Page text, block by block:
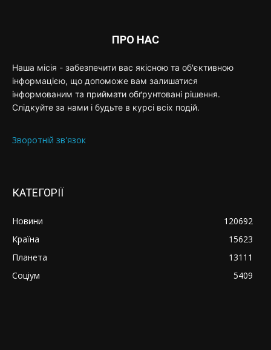
ПРО НАС
Наша місія - забезпечити вас якісною та об'єктивною
інформацією, що допоможе вам залишатися
інформованим та приймати обґрунтовані рішення.
Слідкуйте за нами і будьте в курсі всіх подій.
Зворотній зв'язок
КАТЕГОРІЇ
Новини
120692
Країна
15623
Планета
13111
Соціум
5409